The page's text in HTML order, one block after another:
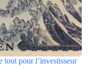
tout pour l’investisseur